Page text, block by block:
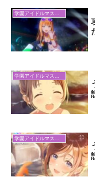
学園アイドルマスター